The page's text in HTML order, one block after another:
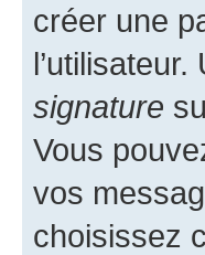
créer une
signature
Vous
vos
choisissez